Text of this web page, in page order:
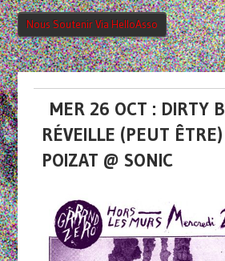
Nous Soutenir Via HelloAsso
MER 26 OCT : DIRTY
RÉVEILLE (PEUT
POIZAT @ SONIC